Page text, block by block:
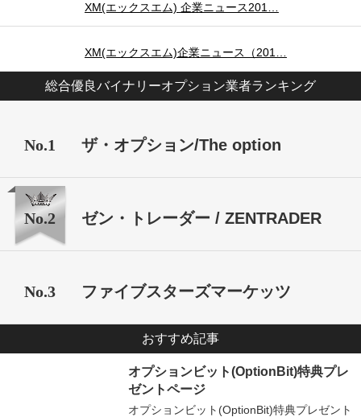
XM(エックスエム) 企業ニュース201…
XM(エックスエム)企業ニュース（201…
総合優良バイナリーオプション業者ランキング
No.1 ザ・オプション/The option
No.2 ゼン・トレーダー / ZENTRADER
No.3 ファイブスターズマーケッツ
おすすめ記事
オプションビット(OptionBit)特典プレ
ゼントページ
オプションビット(OptionBit)特典プレゼント